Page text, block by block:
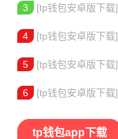
3 [tp钱包安卓版下载]
4 [tp钱包安卓版下载]
5 [tp钱包安卓版下载]
6 [tp钱包安卓版下载]
tp钱包app下载